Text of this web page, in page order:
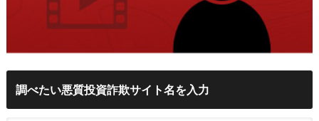
調べたい悪質投資詐欺サイト名を入力